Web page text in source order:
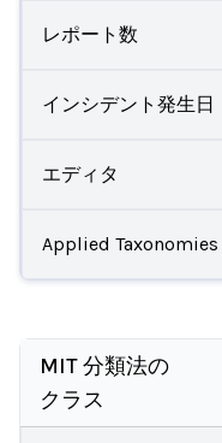
レポート数
インシデント発生日
エディタ
Applied Taxonomies
MIT 分類法の
クラス